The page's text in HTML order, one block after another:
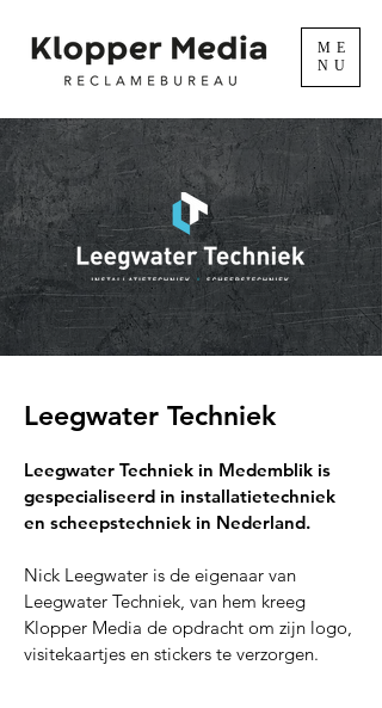
ME
NU
Leegwater Techniek
Leegwater Techniek in Medemblik is
gespecialiseerd in installatietechniek
en scheepstechniek in Nederland.
Nick Leegwater is de eigenaar van
Leegwater Techniek, van hem kreeg
Klopper Media de opdracht om zijn logo,
visitekaartjes en stickers te verzorgen.